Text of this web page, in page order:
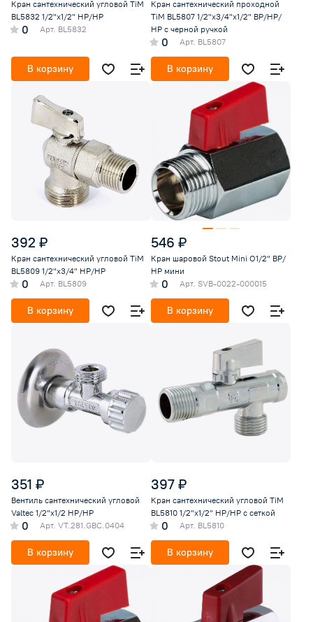
Кран сантехнический угловой TiM
BL5832 1/2"х1/2" НР/НР
0 Арт. BL5832
В корзину
Кран сантехнический проходной
TiM BL5807 1/2"х3/4"х1/2" ВР/НР/
НР с черной ручкой
0 Арт. BL5807
В корзину
392 ₽
Кран сантехнический угловой TiM
BL5809 1/2"х3/4" НР/НР
0 Арт. BL5809
В корзину
546 ₽
Кран шаровой Stout Mini O1/2" ВР/
НР мини
0 Арт. SVB-0022-000015
В корзину
351 ₽
Вентиль сантехнический угловой
Valtec 1/2"х1/2 НР/НР
0 Арт. VT.281.GBC.0404
В корзину
397 ₽
Кран сантехнический угловой TiM
BL5810 1/2"х1/2" НР/НР с сеткой
0 Арт. BL5810
В корзину